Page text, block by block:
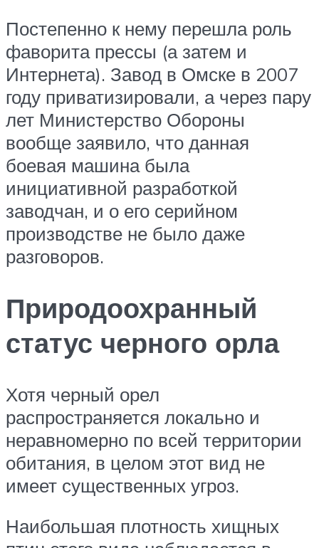
Постепенно к нему перешла роль
фаворита прессы (а затем и
Интернета). Завод в Омске в 2007
году приватизировали, а через пару
лет Министерство Обороны
вообще заявило, что данная
боевая машина была
инициативной разработкой
заводчан, и о его серийном
производстве не было даже
разговоров.
Природоохранный
статус черного орла
Хотя черный орел
распространяется локально и
неравномерно по всей территории
обитания, в целом этот вид не
имеет существенных угроз.
Наибольшая плотность хищных